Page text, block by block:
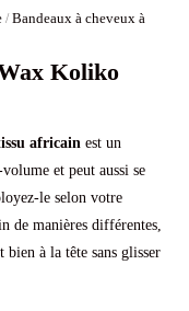
/ Bandeaux à cheveux à
Koliko
africain est un
et peut aussi se
le selon votre
de manières différentes,
à la tête sans glisser